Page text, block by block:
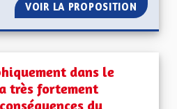
VOIR LA PROPOSITION
dans le
très fortement
du